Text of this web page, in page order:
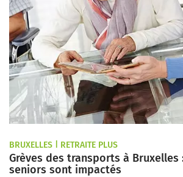
BRUXELLES | RETRAITE PLUS
Grèves des transports à Bruxelles
seniors sont impactés